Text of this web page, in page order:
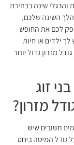
שינה בבחירת
השינה שלכם,
לכם את החופש
ילדים או חיות
מזרון גדול יותר
זוג
מזרון?
חשובים שיש
גודל המיטה ביחס